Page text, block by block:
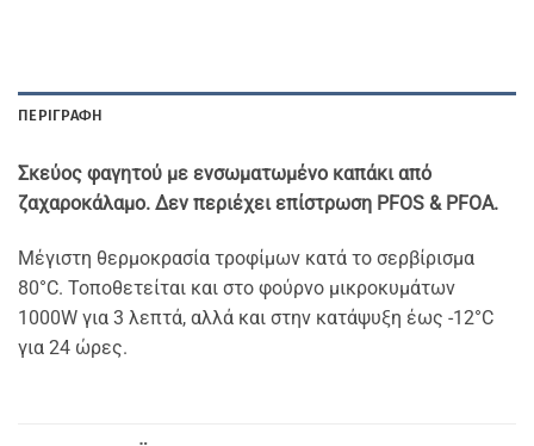
ΠΕΡΙΓΡΑΦΉ
Σκεύος φαγητού με ενσωματωμένο καπάκι από
ζαχαροκάλαμο. Δεν περιέχει επίστρωση PFOS & PFOA.
Μέγιστη θερμοκρασία τροφίμων κατά το σερβίρισμα
80°C. Τοποθετείται και στο φούρνο μικροκυμάτων
1000W για 3 λεπτά, αλλά και στην κατάψυξη έως -12°C
για 24 ώρες.